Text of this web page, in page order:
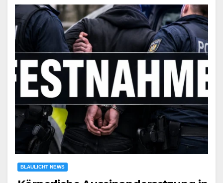
BLAULICHT NEWS